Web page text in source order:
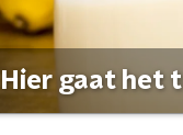
Hier gaat het